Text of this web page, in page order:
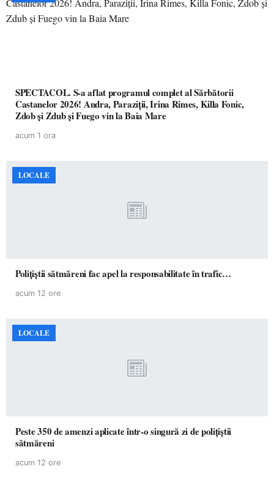
SPECTACOL. S-a aflat programul complet al Sărbătorii
Castanelor 2026! Andra, Paraziții, Irina Rimes, Killa Fonic,
Zdob și Zdub și Fuego vin la Baia Mare
acum 1 ora
LOCALE
Polițiștii sătmăreni fac apel la responsabilitate în trafic…
acum 12 ore
LOCALE
Peste 350 de amenzi aplicate într-o singură zi de polițiștii
sătmăreni
acum 12 ore